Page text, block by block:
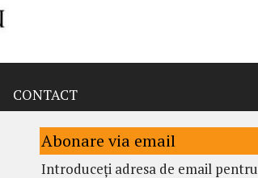
CONTACT
Abonare via email
Introduceți adresa de email pentru